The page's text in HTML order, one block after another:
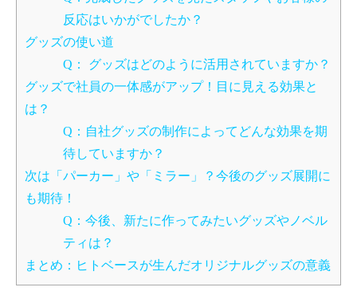
反応はいかがでしたか？
グッズの使い道
Q： グッズはどのように活用されていますか？
グッズで社員の一体感がアップ！目に見える効果と
は？
Q：自社グッズの制作によってどんな効果を期
待していますか？
次は「パーカー」や「ミラー」？今後のグッズ展開に
も期待！
Q：今後、新たに作ってみたいグッズやノベル
ティは？
まとめ：ヒトベースが生んだオリジナルグッズの意義